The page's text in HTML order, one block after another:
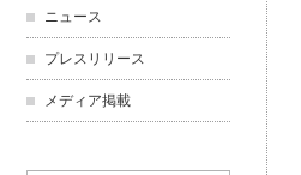
ニュース
プレスリリース
メディア掲載